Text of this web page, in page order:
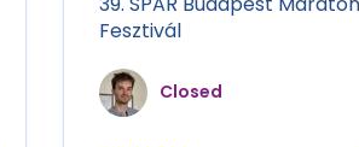
Fesztivál
Closed